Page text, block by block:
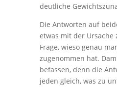
deutliche
Die Antworten auf
etwas mit der Ursache
Frage, wieso genau
zugenommen hat.
befassen, denn die
jeden gleich, was zu